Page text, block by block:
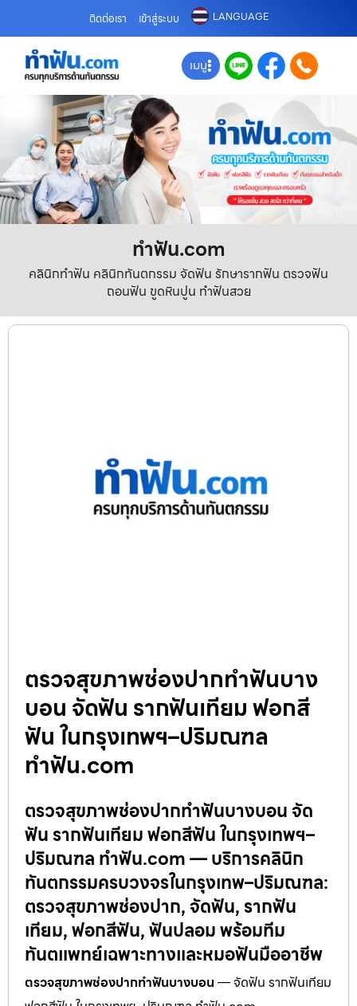
ติดต่อเรา เข้าสู่ระบบ LANGUAGE
เมนู
ทําฟัน.com
คลินิกทำฟัน คลินิกทันตกรรม จัดฟัน รักษารากฟัน ตรวจฟัน
ถอนฟัน ขูดหินปูน ทำฟันสวย
ตรวจสุขภาพช่องปากทำฟันบาง
บอน จัดฟัน รากฟันเทียม ฟอกสี
ฟัน ในกรุงเทพฯ–ปริมณฑล
ทำฟัน.com
ตรวจสุขภาพช่องปากทำฟันบางบอน จัด
ฟัน รากฟันเทียม ฟอกสีฟัน ในกรุงเทพฯ–
ปริมณฑล ทำฟัน.com — บริการคลินิก
ทันตกรรมครบวงจรในกรุงเทพ–ปริมณฑล:
ตรวจสุขภาพช่องปาก, จัดฟัน, รากฟัน
เทียม, ฟอกสีฟัน, ฟันปลอม พร้อมทีม
ทันตแพทย์เฉพาะทางและหมอฟันมืออาชีพ
ตรวจสุขภาพช่องปากทำฟันบางบอน — จัดฟัน รากฟันเทียม